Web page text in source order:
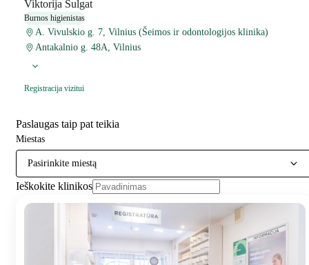
Viktorija Šulgat
Burnos higienistas
A. Vivulskio g. 7, Vilnius (Šeimos ir odontologijos klinika)
Antakalnio g. 48A, Vilnius
Registracija vizitui
Paslaugas taip pat teikia
Miestas
Pasirinkite miestą
Ieškokite klinikos